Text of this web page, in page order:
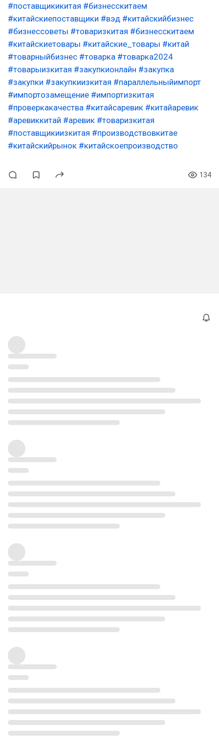
#поставщикикитая #бизнесскитаем
#китайскиепоставщики #вэд #китайскийбизнес
#бизнессоветы #товаризкитая #бизнесскитаем
#китайскиетовары #китайские_товары #китай
#товарныйбизнес #товарка #товарка2024
#товарыизкитая #закупкионлайн #закупка
#закупки #закупкиизкитая #параллельныйимпорт
#импортозамещение #импортизкитая
#проверкакачества #китайсаревик #китайаревик
#аревиккитай #аревик #товаризкитая
#поставщикиизкитая #производствовкитае
#китайскийрынок #китайскоепроизводство
134